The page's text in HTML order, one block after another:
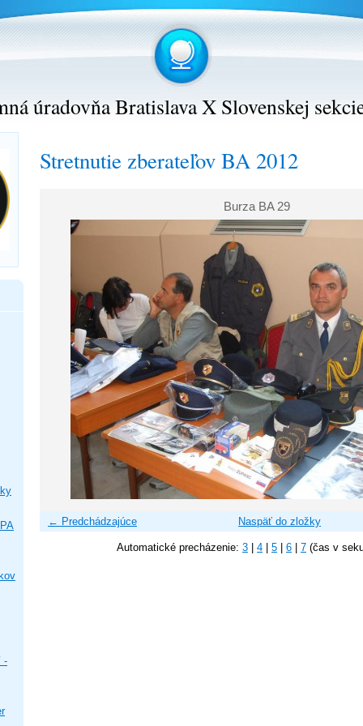
úradovňa Bratislava X Slovenskej
Stretnutie zberateľov BA 2012
Burza BA 29
← Predchádzajúce Naspäť do zložky
Automatické precházenie: 3 4 5 6 7 (čas v
-